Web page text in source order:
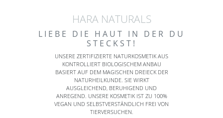
HARA NATURALS
LIEBE DIE HAUT IN DER DU
STECKST!
UNSERE ZERTIFIZIERTE NATURKOSMETIK AUS
KONTROLLIERT BIOLOGISCHEM ANBAU
BASIERT AUF DEM MAGISCHEN DREIECK DER
NATURHEILKUNDE. SIE WIRKT
AUSGLEICHEND, BERUHIGEND UND
ANREGEND. UNSERE KOSMETIK IST ZU 100%
VEGAN UND SELBSTVERSTÄNDLICH FREI VON
TIERVERSUCHEN.